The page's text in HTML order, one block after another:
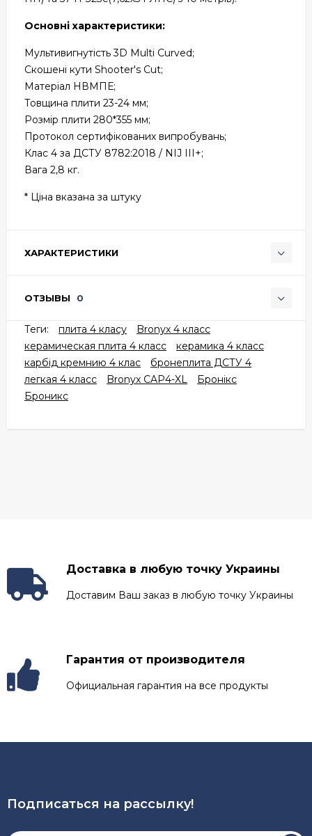
Основні характеристики:
Мультивигнутість 3D Multi Curved;
Скошені кути Shooter's Cut;
Матеріал НВМПЕ;
Товщина плити 23-24 мм;
Розмір плити 280*355 мм;
Протокол сертифікованих випробувань;
Клас 4 за ДСТУ 8782:2018 / NIJ III+;
Вага 2,8 кг.
* Ціна вказана за штуку
ХАРАКТЕРИСТИКИ
ОТЗЫВЫ 0
Теги: плита 4 класу
Bronyx 4 класс
керамическая плита 4 класс
керамика 4 класс
карбід кремнию 4 клас
бронеплита ДСТУ 4
легкая 4 класс
Bronyx CAP4-XL
Бронікс
Броникс
Доставка в любую точку Украины
Доставим Ваш заказ в любую точку Украины
Гарантия от производителя
Официальная гарантия на все продукты
Подписаться на рассылкy!